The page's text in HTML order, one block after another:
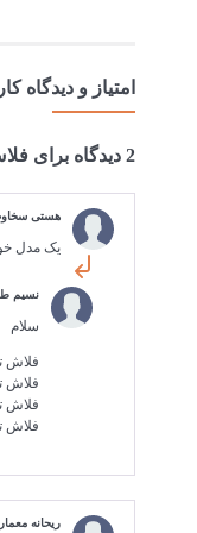
امتیاز و دیدگاه
2 دیدگاه برای
هستی
یک مدل
نسیم
سلام
فلاش
فلاش
فلاش
فلاش
ریحانه